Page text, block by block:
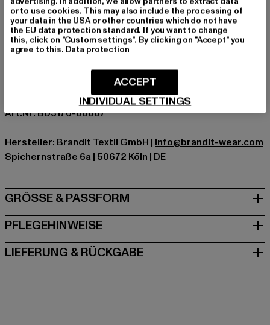
Verschlussarten: Reißverschluss
Marke: Brandit
Kat.: Winterjacken
Farbe: schwarz
Hersteller Farbe: black
Materialzusammensetzung: 100% Nylon, 80%
Elastodien, 20% Polyester
Art.Nr: BD3170-00007
Hersteller: Brandit Textil GmbH | info@brandit-wear.com
Spichernstraße 6a | 50672 Köln | DE
GRÖSSE & PASSFORM
PFLEGEHINWEISE
LIEFERUNG & RÜCKGABE
or to use cookies. This may also include the processing of
your data in the USA or other countries which do not have
the EU data protection standard. If you want to change
this, click on "Custom settings". By clicking on "Accept" you
agree to this. Data protection
INDIVIDUAL SETTINGS
ACCEPT